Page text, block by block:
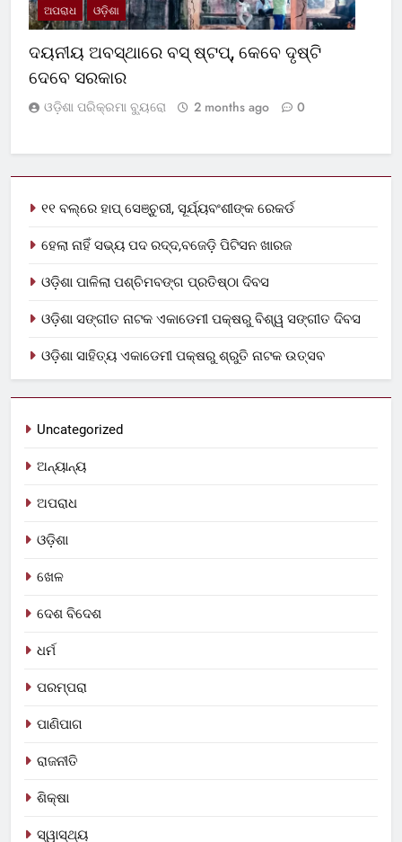
ଅପରାଧ ଓଡ଼ିଶା
ଦୟନୀୟ ଅବସ୍ଥାରେ ବସ୍‌ ଷ୍ଟପ୍‌, କେବେ ଦୃଷ୍ଟି
ଦେବେ ସରକାର
ଓଡ଼ିଶା ପରିକ୍ରମା ବ୍ୟୁରୋ 2 months ago 0
୧୧ ବଲ୍‌ରେ ହାପ୍ ସେଞ୍ଚୁରୀ, ସୂର୍ଯ୍ୟବଂଶୀଙ୍କ ରେକର୍ଡ
ହେଲା ନାହିଁ ସଭ୍ୟ ପଦ ରଦ୍ଦ,ବଜେଡ଼ି ପିଟିସନ ଖାରଜ
ଓଡ଼ିଶା ପାଳିଲା ପଶ୍ଚିମବଙ୍ଗ ପ୍ରତିଷ୍ଠା ଦିବସ
ଓଡ଼ିଶା ସଙ୍ଗୀତ ନାଟକ ଏକାଡେମୀ ପକ୍ଷରୁ ବିଶ୍ୱ ସଙ୍ଗୀତ ଦିବସ
ଓଡ଼ିଶା ସାହିତ୍ୟ ଏକାଡେମୀ ପକ୍ଷରୁ ଶ୍ରୁତି ନାଟକ ଉତ୍ସବ
Uncategorized
ଅନ୍ୟାନ୍ୟ
ଅପରାଧ
ଓଡ଼ିଶା
ଖେଳ
ଦେଶ ବିଦେଶ
ଧର୍ମ
ପରମ୍ପରା
ପାଣିପାଗ
ରାଜନୀତି
ଶିକ୍ଷା
ସ୍ୱାସ୍ଥ୍ୟ